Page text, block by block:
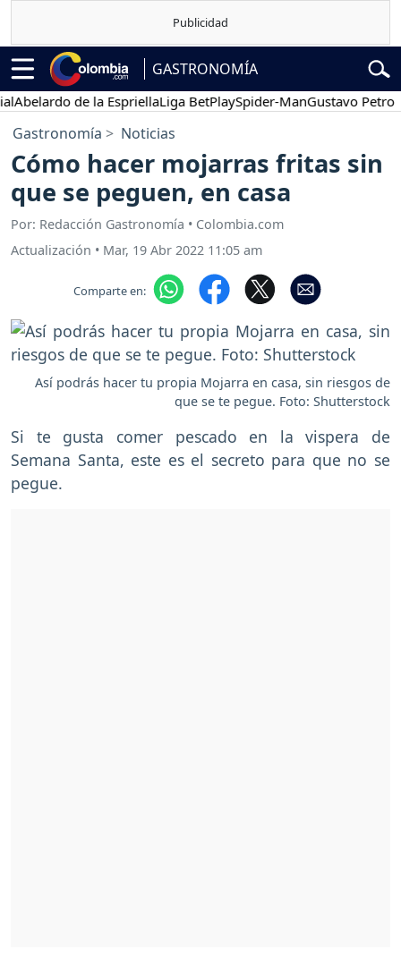
GASTRONOMÍA
de la EspriellaLiga BetPlaySpider-ManGustavo Petro
Gastronomía Noticias
Cómo hacer mojarras fritas sin
que se peguen, en casa
Por: Redacción Gastronomía • Colombia.com
Actualización • Mar, 19 Abr 2022 11:05 am
Comparte en:
Así podrás hacer tu propia Mojarra en casa, sin riesgos de
que se te pegue. Foto: Shutterstock
Si te gusta comer pescado en la vispera de
Semana Santa, este es el secreto para que no se
pegue.